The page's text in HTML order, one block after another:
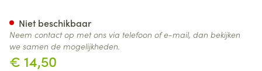
€ 14,50
Niet beschikbaar
Neem contact op met ons via telefoon of e-mail, dan bekijken
we samen de mogelijkheden.